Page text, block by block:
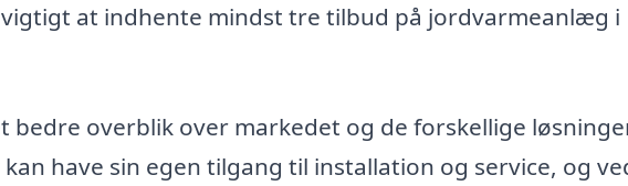
at indhente mindst tre tilbud på jordvarmeanlæg i
bedre overblik over markedet og de forskellige
have sin egen tilgang til installation og service, og